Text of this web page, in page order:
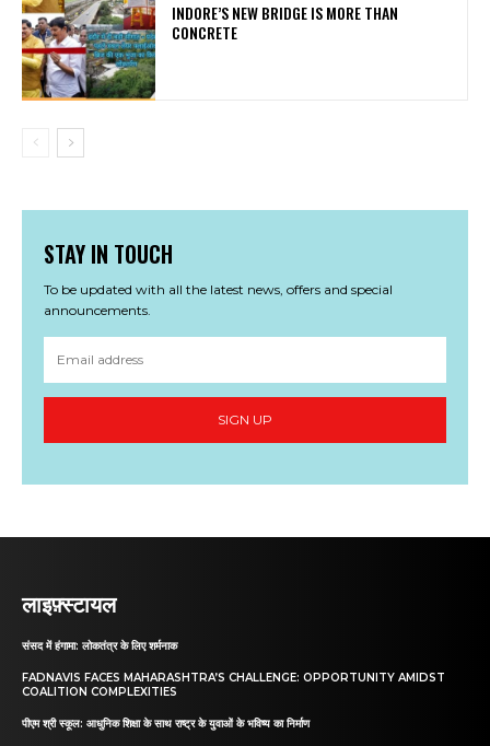
INDORE’S NEW BRIDGE IS MORE THAN
CONCRETE
STAY IN TOUCH
To be updated with all the latest news, offers and special
announcements.
SIGN UP
लाइफ़्स्टायल
संसद में हंगामा: लोकतंत्र के लिए शर्मनाक
FADNAVIS FACES MAHARASHTRA’S CHALLENGE: OPPORTUNITY AMIDST
COALITION COMPLEXITIES
पीएम श्री स्कूल: आधुनिक शिक्षा के साथ राष्ट्र के युवाओं के भविष्य का निर्माण